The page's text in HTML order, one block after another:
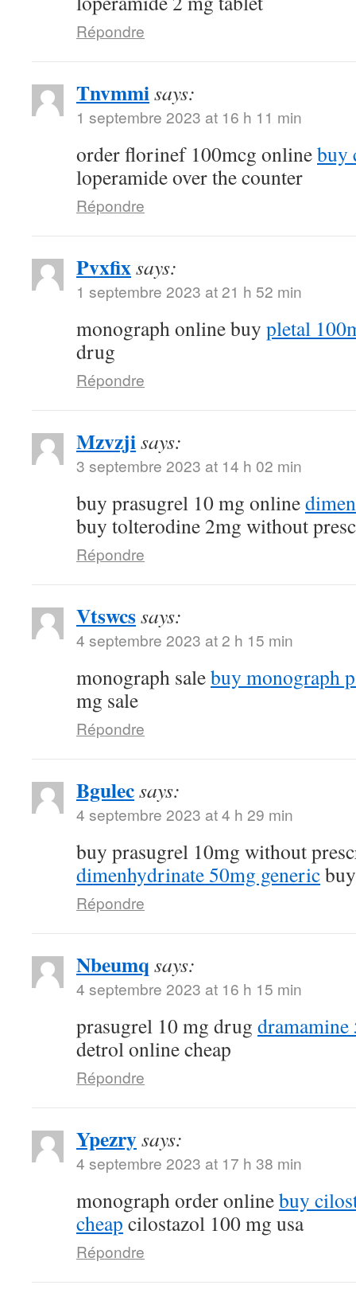
Répondre
Tnvmmisays:
1 septembre 2023 at 16 h 11 min
order florinef 100mcg onlinebuy
loperamide over the counter
Répondre
Pvxfixsays:
1 septembre 2023 at 21 h 52 min
monograph online buy pletal
drug
Répondre
Mzvzjisays:
3 septembre 2023 at 14 h 02 min
buy prasugrel 10 mg online
buy tolterodine 2mg without
Répondre
Vtswcssays:
4 septembre 2023 at 2 h 15 min
monograph salebuy monograph
mg sale
Répondre
Bgulecsays:
4 septembre 2023 at 4 h 29 min
buy prasugrel 10mg without
dimenhydrinate 50mg generic
Répondre
Nbeumq says:
4 septembre 2023 at 16 h 15 min
prasugrel 10 mg drug dramamine
detrol online cheap
Répondre
Ypezrysays:
4 septembre 2023 at 17 h 38 min
monograph order onlinebuy
cheap cilostazol 100 mg usa
Répondre